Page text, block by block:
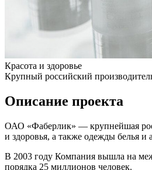
Красота и здоровье
Крупный российский
Описание проекта
ОАО «Фаберлик» — крупнейшая
и здоровья, а также одежды белья и
В 2003 году Компания вышла на
порядка 25 миллионов человек.